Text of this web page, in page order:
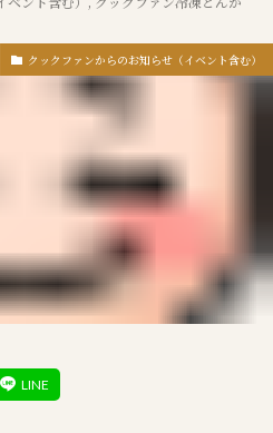
クックファンからのお知らせ（イベント含む）